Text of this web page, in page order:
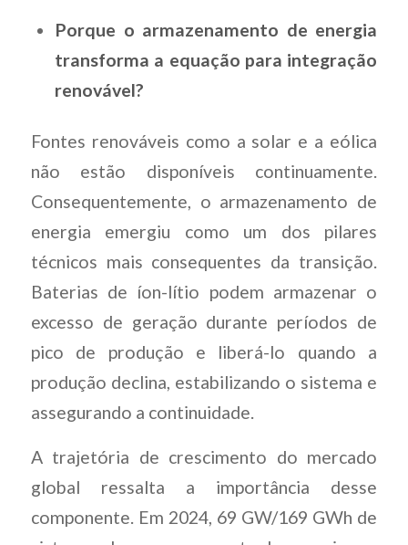
Porque o armazenamento de energia
transforma a equação para integração
renovável?
Fontes renováveis como a solar e a eólica
não estão disponíveis continuamente.
Consequentemente, o armazenamento de
energia emergiu como um dos pilares
técnicos mais consequentes da transição.
Baterias de íon-lítio podem armazenar o
excesso de geração durante períodos de
pico de produção e liberá-lo quando a
produção declina, estabilizando o sistema e
assegurando a continuidade.
A trajetória de crescimento do mercado
global ressalta a importância desse
componente. Em 2024, 69 GW/169 GWh de